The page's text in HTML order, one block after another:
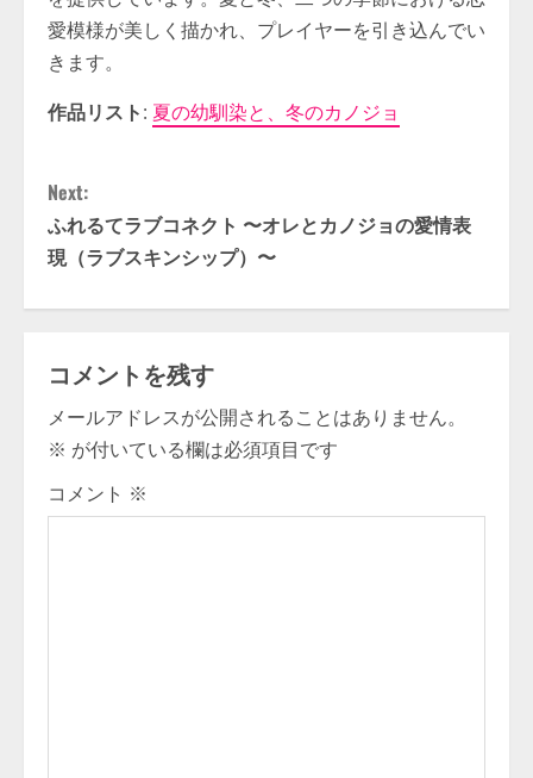
愛模様が美しく描かれ、プレイヤーを引き込んでい
きます。
作品リスト: 夏の幼馴染と、冬のカノジョ
C
o
n
i
n
u
e
Next:
ふれるてラブコネクト 〜オレとカノジョの愛情表
現（ラブスキンシップ）〜
コメントを残す
メールアドレスが公開されることはありません。
※ が付いている欄は必須項目です
コメント ※